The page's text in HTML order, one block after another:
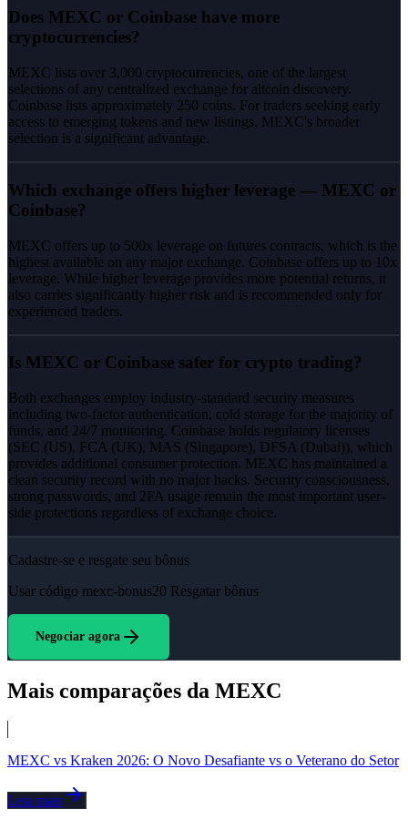
Does MEXC or Coinbase have more
cryptocurrencies?
MEXC lists over 3,000 cryptocurrencies, one of the largest
selections of any centralized exchange for altcoin discovery.
Coinbase lists approximately 250 coins. For traders seeking early
access to emerging tokens and new listings, MEXC's broader
selection is a significant advantage.
Which exchange offers higher leverage — MEXC or
Coinbase?
MEXC offers up to 500x leverage on futures contracts, which is the
highest available on any major exchange. Coinbase offers up to 10x
leverage. While higher leverage provides more potential returns, it
also carries significantly higher risk and is recommended only for
experienced traders.
Is MEXC or Coinbase safer for crypto trading?
Both exchanges employ industry-standard security measures
including two-factor authentication, cold storage for the majority of
funds, and 24/7 monitoring. Coinbase holds regulatory licenses
(SEC (US), FCA (UK), MAS (Singapore), DFSA (Dubai)), which
provides additional consumer protection. MEXC has maintained a
clean security record with no major hacks. Security consciousness,
strong passwords, and 2FA usage remain the most important user-
side protections regardless of exchange choice.
Cadastre-se e resgate seu bônus
Usar código mexc-bonus20 Resgatar bônus
Negociar agora
Mais comparações da MEXC
MEXC vs Kraken 2026: O Novo Desafiante vs o Veterano do Setor
Leia mais